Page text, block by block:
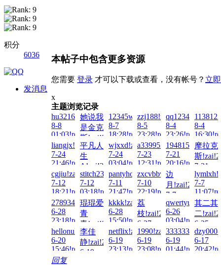
积分
6036
发消息
本帖子中包含更多资源
您需要 登录 才可以下载或查看，没有帐号？ 立
x
主题浏览记录
hu321644451!zai!2026-
8-8
01:03!read!
她说我
是金克
斯!zai!2026-
8-7
23:24!read!
12345wto!zai!2026-
8-7
18:28!read!
zzj188!zai!2026-
8-5
23:28!read!
8-4
23:26!read!
8-4
liangjx!zai!2026-
7-24
21:46!read!
平凡人
生
A!zai!2026-
7-24
18:13!read!
wjxxd!zai!2026-
7-24
03:04!read!
a3399521!zai!2026-
7-23
12:31!read!
7-21
20:16!read!
摩拉克
斯
7-21
cgjiu!zai!2026-
7-12
18:21!read!
stitch2355!zai!2026-
7-12
03:18!read!
pantyhosehero!zai!2026-
7-11
21:47!read!
zxcvbbvcxz!zai!2026-
7-10
22:19!read!
边
月!zai!2026-
7-7
19:53!read!
7-7
2789344423!zai!2026-
6-28
23:18!read!
琨琨爱
青
青!zai!2026-
6-28
17:07!read!
kkkk!zai!2026-
6-28
15:50!read!
荔
枝!zai!2026-
6-27
21:40!read!
6-26
03:04!read!
其二其
二
6-25
hellonuke!zai!2026-
6-20
15:46!read!
李佳
静!zai!2026-
6-19
netflix!zai!2026-
6-19
23:13!read!
1990!zai!2026-
6-19
23:08!read!
6-19
01:44!read!
6-17
回复